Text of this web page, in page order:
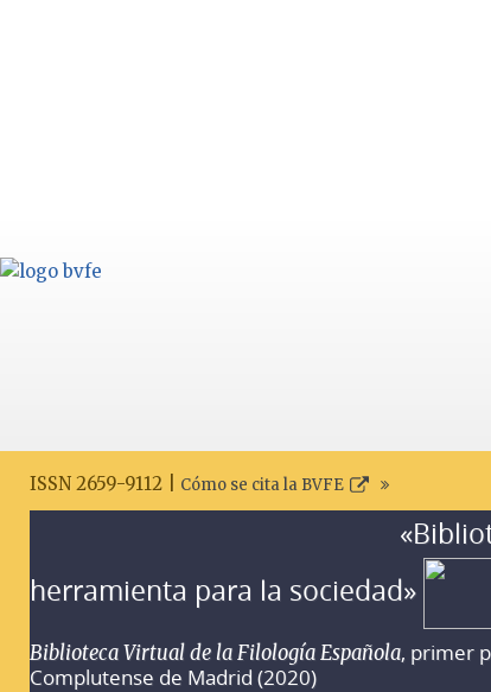
ISSN 2659-9112 | Cómo se cita la BVFE
herramienta para la sociedad»
Biblioteca Virtual de la Filología Española, primer
Complutense de Madrid (2020)